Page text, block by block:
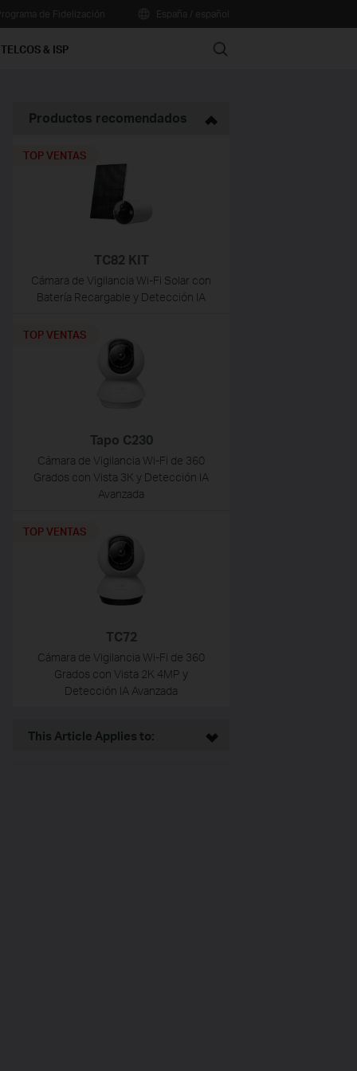
TELCOS & ISP Search
Productos recomendados
TC82 KIT
Cámara de Vigilancia Wi-Fi Solar con
Batería Recargable y Detección IA
TOP VENTAS
Tapo C230
Cámara de Vigilancia Wi-Fi de 360
Grados con Vista 3K y Detección IA
Avanzada
TOP VENTAS
TC72
Cámara de Vigilancia Wi-Fi de 360
Grados con Vista 2K 4MP y
Detección IA Avanzada
TOP VENTAS
This Article Applies to: